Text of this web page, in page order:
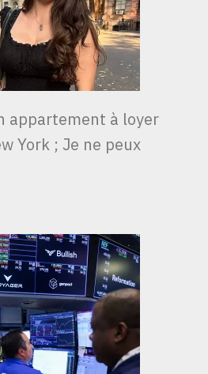
appartement à loyer
York ; Je ne peux